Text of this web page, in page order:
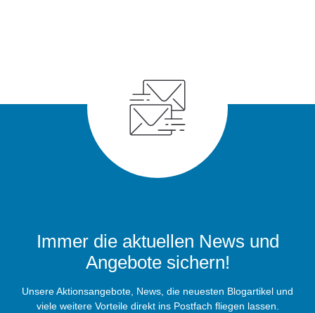
Immer die aktuellen News und
Angebote sichern!
Unsere Aktionsangebote, News, die neuesten Blogartikel und
viele weitere Vorteile direkt ins Postfach fliegen lassen.